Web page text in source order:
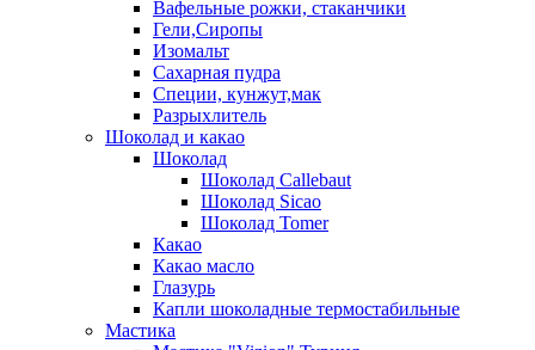
Вафельные рожки, стаканчики
Гели,Сиропы
Изомальт
Сахарная пудра
Специи, кунжут,мак
Разрыхлитель
Шоколад и какао
Шоколад
Шоколад Callebaut
Шоколад Sicao
Шоколад Tomer
Какао
Какао масло
Глазурь
Капли шоколадные термостабильные
Мастика